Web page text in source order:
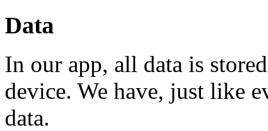
Data
In our app, all data is
device. We have, just like
data.